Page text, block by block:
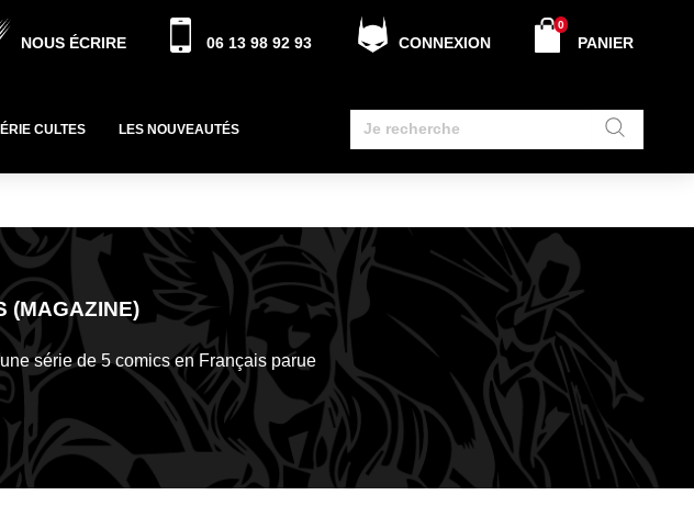
NOUS ÉCRIRE 06 13 98 92 93 CONNEXION PANIER
0
CULTES LES NOUVEAUTÉS
(MAGAZINE)
série de 5 comics en Français parue